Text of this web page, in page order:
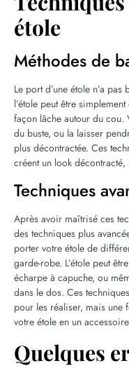
étole
Méthodes de
Le port d’une étole n’a
l’étole peut être
façon lâche autour du cou.
du buste, ou la laisser
plus décontractée. Ces
créent un look décontracté,
Techniques
Après avoir maîtrisé ces
des techniques plus
porter votre étole de
garde-robe. L’étole peut
écharpe à capuche, ou
dans le dos. Ces
pour les réaliser, mais une
votre étole en un
Quelques